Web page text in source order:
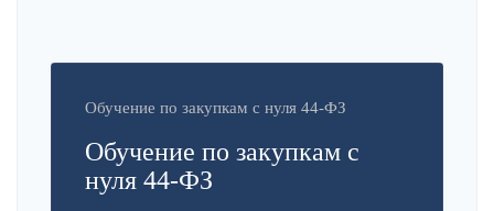
Обучение по закупкам с нуля 44-ФЗ
Обучение по закупкам с
нуля 44-ФЗ